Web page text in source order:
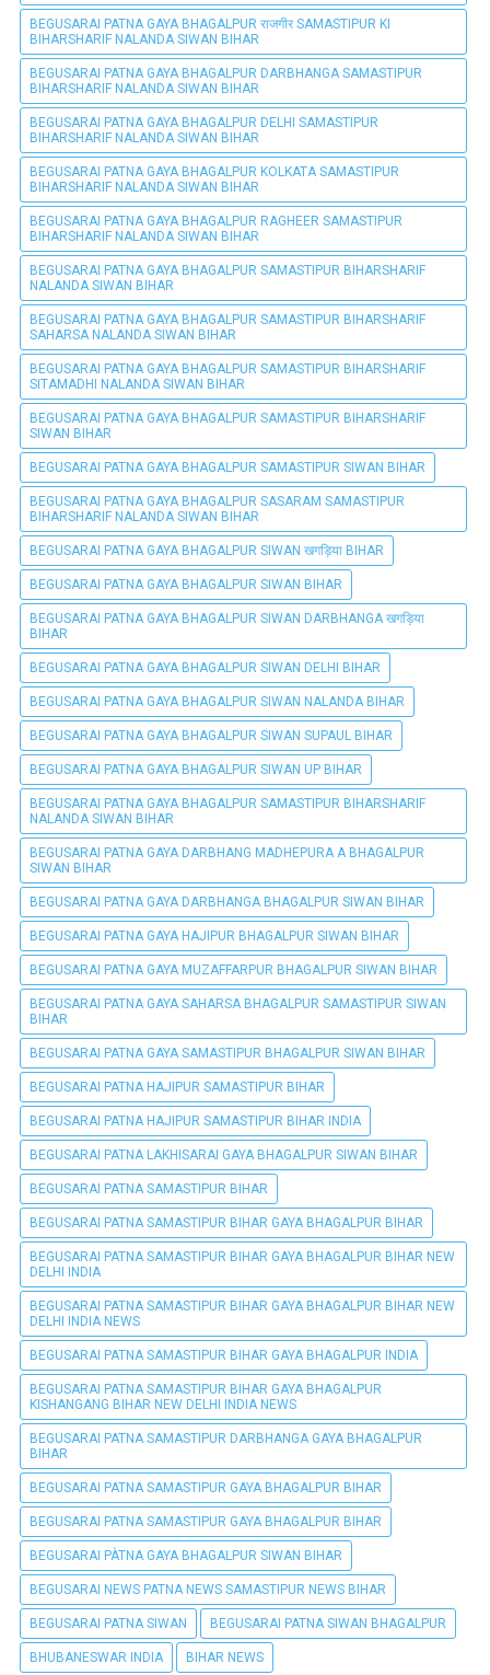
BEGUSARAI PATNA GAYA BHAGALPUR राजगीर SAMASTIPUR KI
BIHARSHARIF NALANDA SIWAN BIHAR
BEGUSARAI PATNA GAYA BHAGALPUR DARBHANGA SAMASTIPUR
BIHARSHARIF NALANDA SIWAN BIHAR
BEGUSARAI PATNA GAYA BHAGALPUR DELHI SAMASTIPUR
BIHARSHARIF NALANDA SIWAN BIHAR
BEGUSARAI PATNA GAYA BHAGALPUR KOLKATA SAMASTIPUR
BIHARSHARIF NALANDA SIWAN BIHAR
BEGUSARAI PATNA GAYA BHAGALPUR RAGHEER SAMASTIPUR
BIHARSHARIF NALANDA SIWAN BIHAR
BEGUSARAI PATNA GAYA BHAGALPUR SAMASTIPUR BIHARSHARIF
NALANDA SIWAN BIHAR
BEGUSARAI PATNA GAYA BHAGALPUR SAMASTIPUR BIHARSHARIF
SAHARSA NALANDA SIWAN BIHAR
BEGUSARAI PATNA GAYA BHAGALPUR SAMASTIPUR BIHARSHARIF
SITAMADHI NALANDA SIWAN BIHAR
BEGUSARAI PATNA GAYA BHAGALPUR SAMASTIPUR BIHARSHARIF
SIWAN BIHAR
BEGUSARAI PATNA GAYA BHAGALPUR SAMASTIPUR SIWAN BIHAR
BEGUSARAI PATNA GAYA BHAGALPUR SASARAM SAMASTIPUR
BIHARSHARIF NALANDA SIWAN BIHAR
BEGUSARAI PATNA GAYA BHAGALPUR SIWAN खगड़िया BIHAR
BEGUSARAI PATNA GAYA BHAGALPUR SIWAN BIHAR
BEGUSARAI PATNA GAYA BHAGALPUR SIWAN DARBHANGA खगड़िया
BIHAR
BEGUSARAI PATNA GAYA BHAGALPUR SIWAN DELHI BIHAR
BEGUSARAI PATNA GAYA BHAGALPUR SIWAN NALANDA BIHAR
BEGUSARAI PATNA GAYA BHAGALPUR SIWAN SUPAUL BIHAR
BEGUSARAI PATNA GAYA BHAGALPUR SIWAN UP BIHAR
BEGUSARAI PATNA GAYA BHAGALPUR SAMASTIPUR BIHARSHARIF
NALANDA SIWAN BIHAR
BEGUSARAI PATNA GAYA DARBHANG MADHEPURA A BHAGALPUR
SIWAN BIHAR
BEGUSARAI PATNA GAYA DARBHANGA BHAGALPUR SIWAN BIHAR
BEGUSARAI PATNA GAYA HAJIPUR BHAGALPUR SIWAN BIHAR
BEGUSARAI PATNA GAYA MUZAFFARPUR BHAGALPUR SIWAN BIHAR
BEGUSARAI PATNA GAYA SAHARSA BHAGALPUR SAMASTIPUR SIWAN
BIHAR
BEGUSARAI PATNA GAYA SAMASTIPUR BHAGALPUR SIWAN BIHAR
BEGUSARAI PATNA HAJIPUR SAMASTIPUR BIHAR
BEGUSARAI PATNA HAJIPUR SAMASTIPUR BIHAR INDIA
BEGUSARAI PATNA LAKHISARAI GAYA BHAGALPUR SIWAN BIHAR
BEGUSARAI PATNA SAMASTIPUR BIHAR
BEGUSARAI PATNA SAMASTIPUR BIHAR GAYA BHAGALPUR BIHAR
BEGUSARAI PATNA SAMASTIPUR BIHAR GAYA BHAGALPUR BIHAR NEW
DELHI INDIA
BEGUSARAI PATNA SAMASTIPUR BIHAR GAYA BHAGALPUR BIHAR NEW
DELHI INDIA NEWS
BEGUSARAI PATNA SAMASTIPUR BIHAR GAYA BHAGALPUR INDIA
BEGUSARAI PATNA SAMASTIPUR BIHAR GAYA BHAGALPUR
KISHANGANG BIHAR NEW DELHI INDIA NEWS
BEGUSARAI PATNA SAMASTIPUR DARBHANGA GAYA BHAGALPUR
BIHAR
BEGUSARAI PATNA SAMASTIPUR GAYA BHAGALPUR BIHAR
BEGUSARAI PATNA SAMASTIPUR GAYA BHAGALPUR BIHAR
BEGUSARAI PÀTNA GAYA BHAGALPUR SIWAN BIHAR
BEGUSARAI NEWS PATNA NEWS SAMASTIPUR NEWS BIHAR
BEGUSARAI PATNA SIWAN BEGUSARAI PATNA SIWAN BHAGALPUR
BHUBANESWAR INDIA BIHAR NEWS